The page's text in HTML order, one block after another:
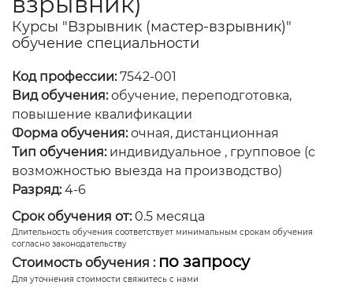
Курсы "Взрывник (мастер-взрывник)"
обучение специальности
Код профессии:7542-001
Вид обучения: обучение, переподготовка,
повышение квалификации
Форма обучения: очная, дистанционная
Тип обучения: индивидуальное , групповое (с
возможностью выезда на производство)
Разряд: 4-6
Срок обучения от: 0.5 месяца
Длительность обучения соответствует минимальным срокам обучения
согласно законодательству
Стоимость обучения : по запросу
Для уточнения стоимости свяжитесь с нами